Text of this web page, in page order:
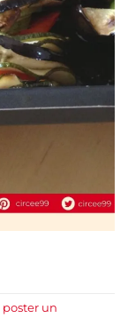
poster un